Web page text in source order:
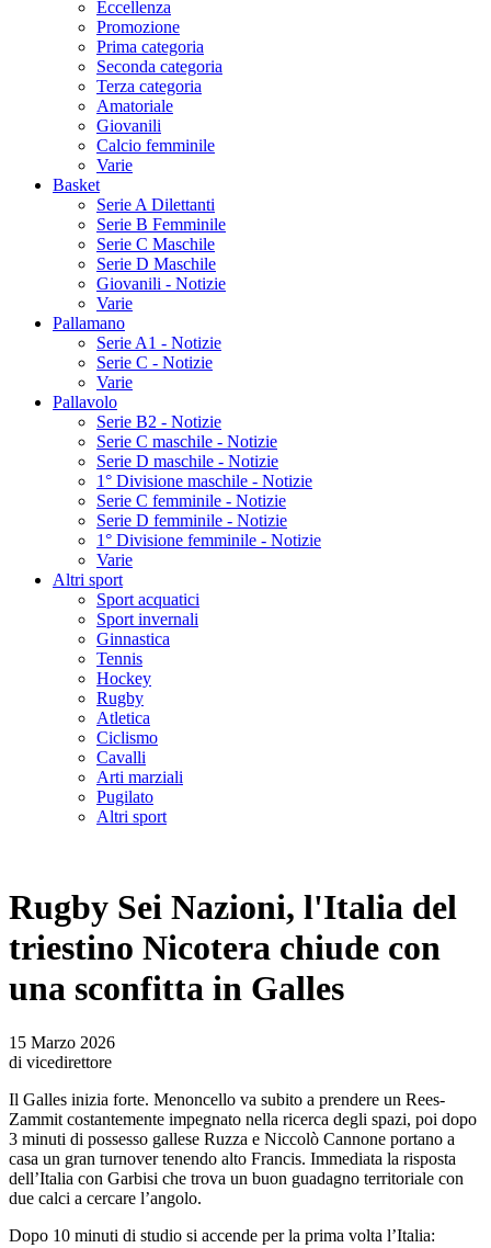
Eccellenza
Promozione
Prima categoria
Seconda categoria
Terza categoria
Amatoriale
Giovanili
Calcio femminile
Varie
Basket
Serie A Dilettanti
Serie B Femminile
Serie C Maschile
Serie D Maschile
Giovanili - Notizie
Varie
Pallamano
Serie A1 - Notizie
Serie C - Notizie
Varie
Pallavolo
Serie B2 - Notizie
Serie C maschile - Notizie
Serie D maschile - Notizie
1° Divisione maschile - Notizie
Serie C femminile - Notizie
Serie D femminile - Notizie
1° Divisione femminile - Notizie
Varie
Altri sport
Sport acquatici
Sport invernali
Ginnastica
Tennis
Hockey
Rugby
Atletica
Ciclismo
Cavalli
Arti marziali
Pugilato
Altri sport
Rugby Sei Nazioni, l'Italia del
triestino Nicotera chiude con
una sconfitta in Galles
15 Marzo 2026
di vicedirettore
Il Galles inizia forte. Menoncello va subito a prendere un Rees-
Zammit costantemente impegnato nella ricerca degli spazi, poi dopo
3 minuti di possesso gallese Ruzza e Niccolò Cannone portano a
casa un gran turnover tenendo alto Francis. Immediata la risposta
dell’Italia con Garbisi che trova un buon guadagno territoriale con
due calci a cercare l’angolo.
Dopo 10 minuti di studio si accende per la prima volta l’Italia: